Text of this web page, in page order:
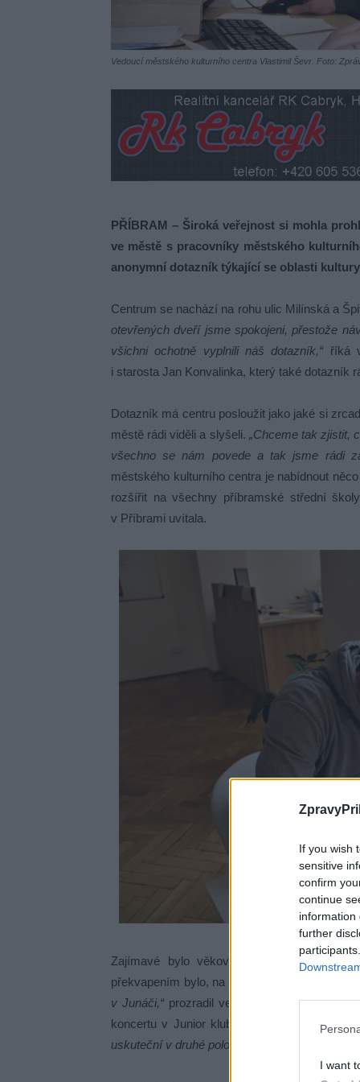
If you wish
sensitive
confirm
continue
information
further
I want
Vedoucí městského kulturního centra Vlastimil Ševr. Foto:
PŘÍBRAM – Široká veřejnost si mohla
ve městě s pracovníky městského
anonymní dotazník týkající se oblasti
Centrum se nachází na rohu ulic Milínská a
otevřených dveří jsme spokojeni, přestože
všichni ochotně vyplnili náš dotazník,“ říká
i starosta Jan Konvalinka, který také dotazník
Dotazník má centru posloužit jako jaké si
městě rádi viděli a slyšeli. „Chceme tak zjistit,
všechno se nám povede a tak jsme rádi
městského kulturního centra je nabídnout
rozšířit na všechny příbramské střední
v Příbrami uvítala.
Zajímavé bylo věkové rozpětí
překvapením bylo, na co se návštěvníci Dne
v Junáči,“prozradil vedoucí centra s tím, že
koncertu v Junior klubu, který by se měl
uskuteční v druhé polovině letošního roku,“